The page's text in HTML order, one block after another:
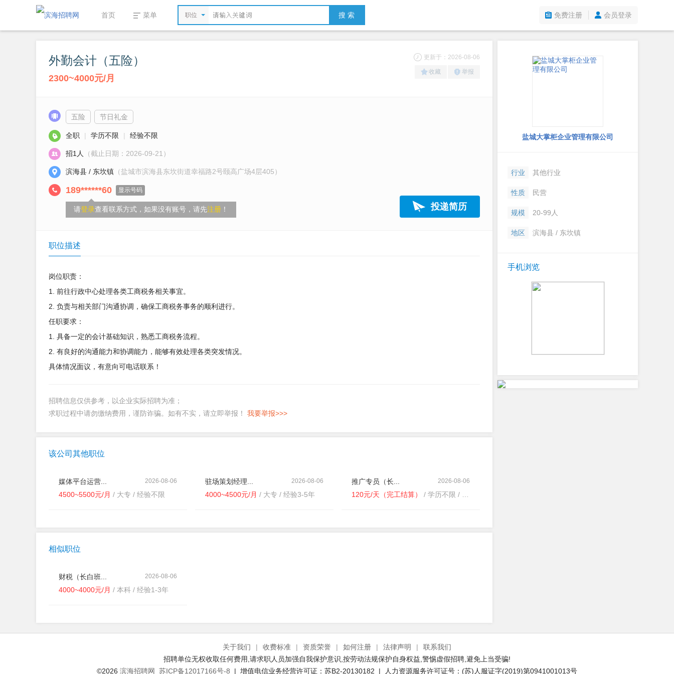
首页 菜单 职位 搜 索 免费注册 会员登录
外勤会计（五险）
2300~4000元/月
更新于：2026-08-06
收藏 举报
五险 节日礼金
全职 | 学历不限 | 经验不限
招1人 （截止日期：2026-09-21）
滨海县 / 东坎镇 （盐城市滨海县东坎街道幸福路2号颐高广场4层405）
189******60 显示号码
请登录查看联系方式，如果没有账号，请先注册 ！ 投递简历
职位描述
岗位职责：
1. 前往行政中心处理各类工商税务相关事宜。
2. 负责与相关部门沟通协调，确保工商税务事务的顺利进行。
任职要求：
1. 具备一定的会计基础知识，熟悉工商税务流程。
2. 有良好的沟通能力和协调能力，能够有效处理各类突发情况。
具体情况面议，有意向可电话联系！
招聘信息仅供参考，以企业实际招聘为准；
求职过程中请勿缴纳费用，谨防诈骗。如有不实，请立即举报！ 我要举报>>>
该公司其他职位
2026-08-06
媒体平台运营...
4500~5500元/月 / 大专 / 经验不限
2026-08-06
驻场策划经理...
4000~4500元/月 / 大专 / 经验3-5年
2026-08-06
推广专员（长...
120元/天（完工结算）
/ 学历不限 / 经验不限
相似职位
2026-08-06
财税（长白班...
4000~4000元/月 / 本科 / 经验1-3年
盐城大掌柜企业管理有限公司
行业 其他行业
性质 民营
规模 20-99人
地区 滨海县 / 东坎镇
手机浏览
关于我们 | 收费标准 | 资质荣誉 | 如何注册 | 法律声明 |
联系我们
招聘单位无权收取任何费用,请求职人员加强自我保护意识,按劳动法规保护自身权益,警惕虚假招聘,避免上当受骗!
©2026 滨海招聘网 苏ICP备12017166号-8 | 增值电信业务经营许可证：苏B2-20130182 | 人力资源服务许可证号：(苏)人服证字(2019)第0941001013号